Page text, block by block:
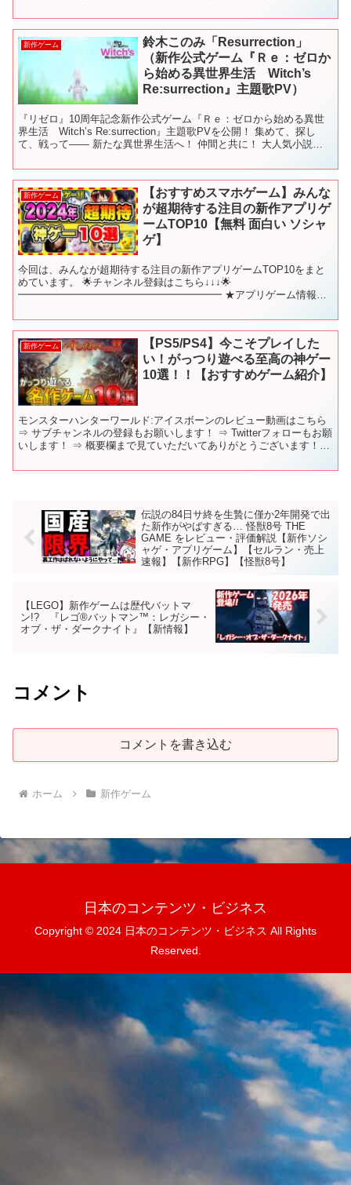
新作ゲーム
鈴木このみ「Resurrection」
（新作公式ゲーム『Ｒｅ：ゼロか
ら始める異世界生活 Witch’s
Re:surrection』主題歌PV）
『リゼロ』10周年記念新作公式ゲーム『Ｒｅ：ゼロから始める異世
界生活 Witch’s Re:surrection』主題歌PVを公開！ 集めて、探し
て、戦って―― 新たな異世界生活へ！ 仲間と共に！ 大人気小説
新作ゲーム
【おすすめスマホゲーム】みんな
が超期待する注目の新作アプリゲ
ームTOP10【無料 面白い ソシャ
ゲ】
今回は、みんなが超期待する注目の新作アプリゲームTOP10をまと
めています。 🌟チャンネル登録はこちら↓↓↓🌟
━━━━━━━━━━━━━━━━━━━━ ★アプリゲーム情報局
━━━━━━━━━━━━━━━━━━━━...
新作ゲーム
【PS5/PS4】今こそプレイした
い！がっつり遊べる至高の神ゲー
10選！！【おすすめゲーム紹介】
モンスターハンターワールド:アイスボーンのレビュー動画はこちら
⇒ サブチャンネルの登録もお願いします！ ⇒ Twitterフォローもお願
いします！ ⇒ 概要欄まで見ていただいてありがとうございます！
伝説の84日サ終を生贄に僅か2年開発で出
た新作がやばすぎる… 怪獣8号 THE
GAME をレビュー・評価解説【新作ソシ
ャゲ・アプリゲーム】【セルラン・売上
速報】【新作RPG】【怪獣8号】
【LEGO】新作ゲームは歴代バットマ
ン!? 『レゴ®バットマン™：レガシー・
オブ・ザ・ダークナイト』【新情報】
コメント
コメントを書き込む
ホーム 新作ゲーム
日本のコンテンツ・ビジネス
Copyright © 2024 日本のコンテンツ・ビジネス All Rights
Reserved.